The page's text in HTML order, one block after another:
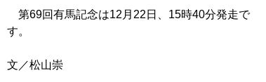
第69回有馬記念は12月22日、15時40分発走で
す。